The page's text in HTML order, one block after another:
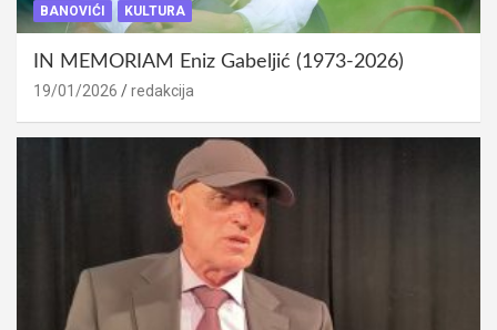
BANOVIĆI KULTURA
IN MEMORIAM Eniz Gabeljić (1973-2026)
19/01/2026 redakcija